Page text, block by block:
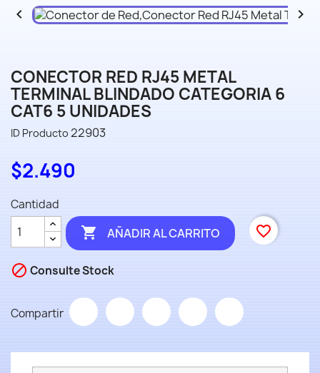
 
CONECTOR RED RJ45 METAL
TERMINAL BLINDADO CATEGORIA 6
CAT6 5 UNIDADES
ID Producto 22903
$2.490
Cantidad
 AÑADIR AL CARRITO favorite_border
Consulte Stock
Compartir